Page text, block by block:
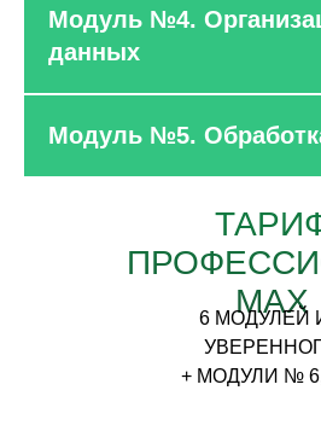
Модуль №4.
данных
Модуль №5.
MAX
6 МОДУЛЕЙ
+ МОДУЛИ №